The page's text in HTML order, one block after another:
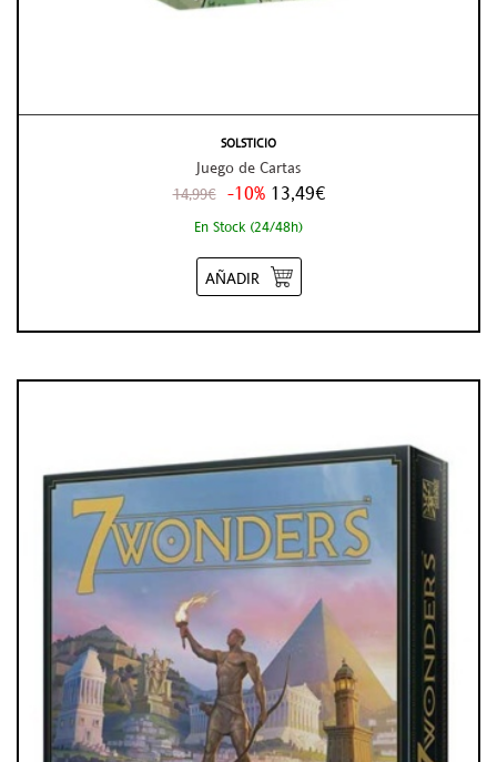
SOLSTICIO
Juego de Cartas
14,99€ -10% 13,49€
En Stock (24/48h)
AÑADIR